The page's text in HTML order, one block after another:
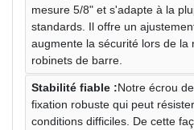
mesure 5/8" et s'adapte à la
standards. Il offre un
augmente la sécurité lors de la
robinets de barre.
Stabilité fiable :Notre écrou
fixation robuste qui peut
conditions difficiles. De cette